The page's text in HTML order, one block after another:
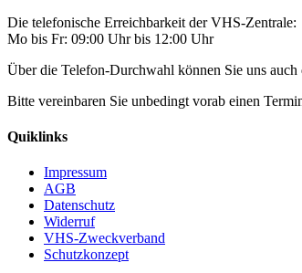
Die telefonische Erreichbarkeit der VHS-Zentrale:
Mo bis Fr: 09:00 Uhr bis 12:00 Uhr
Über die Telefon-Durchwahl können Sie uns
Bitte vereinbaren Sie unbedingt vorab einen
Quiklinks
Impressum
AGB
Datenschutz
Widerruf
VHS-Zweckverband
Schutzkonzept